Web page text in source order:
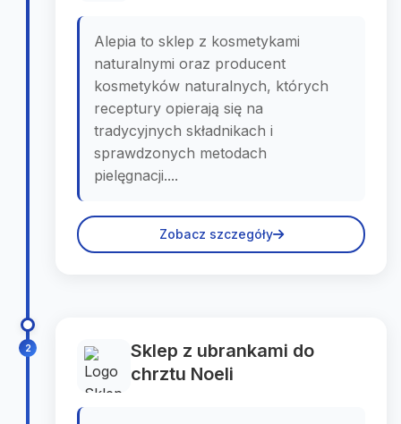
Alepia to sklep z kosmetykami
naturalnymi oraz producent
kosmetyków naturalnych, których
receptury opierają się na
tradycyjnych składnikach i
sprawdzonych metodach
pielęgnacji....
Zobacz szczegóły
2
Sklep z ubrankami do
chrztu Noeli